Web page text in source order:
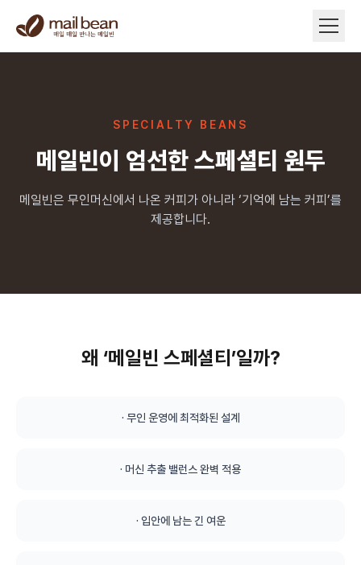
SPECIALTY BEANS
메일빈이 엄선한 스페셜티 원두
메일빈은 무인머신에서 나온 커피가 아니라 ‘기억에 남는 커피’를
제공합니다.
왜 ‘메일빈 스페셜티’일까?
· 무인 운영에 최적화된 설계
· 머신 추출 밸런스 완벽 적용
· 입안에 남는 긴 여운